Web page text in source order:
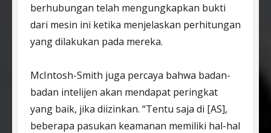
berhubungan telah mengungkapkan bukti
dari mesin ini ketika menjelaskan perhitungan
yang dilakukan pada mereka.
McIntosh-Smith juga percaya bahwa badan-
badan intelijen akan mendapat peringkat
yang baik, jika diizinkan. “Tentu saja di [AS],
beberapa pasukan keamanan memiliki hal-hal